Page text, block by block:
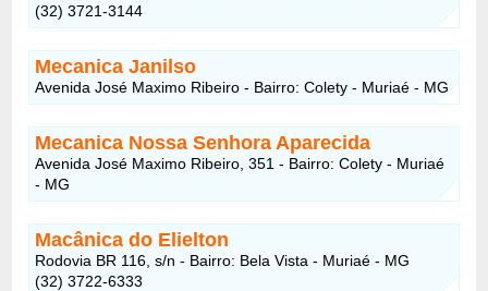
(32) 3721-3144
Mecanica Janilso
Avenida José Maximo Ribeiro - Bairro: Colety - Muriaé - MG
Mecanica Nossa Senhora Aparecida
Avenida José Maximo Ribeiro, 351 - Bairro: Colety - Muriaé
- MG
Macânica do Elielton
Rodovia BR 116, s/n - Bairro: Bela Vista - Muriaé - MG
(32) 3722-6333